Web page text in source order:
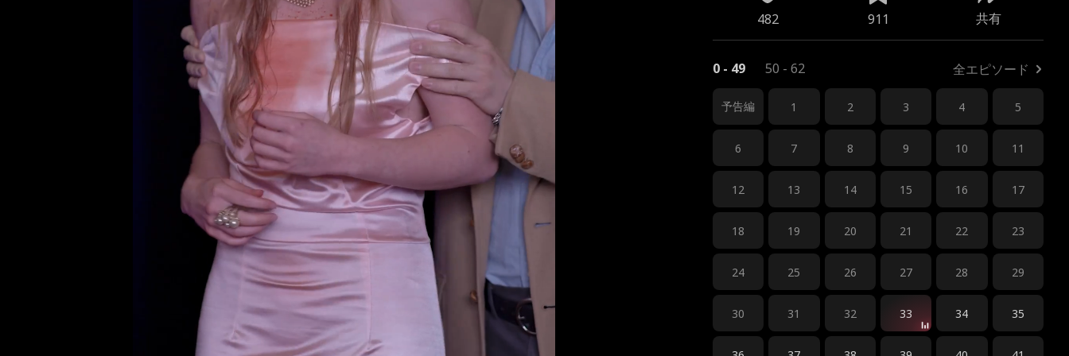
482 911 共有
0 - 49 50 - 62 全エピソード
予告編 1 2 3 4 5
6 7 8 9 10 11
12 13 14 15 16 17
18 19 20 21 22 23
24 25 26 27 28 29
30 31 32 33 34 35